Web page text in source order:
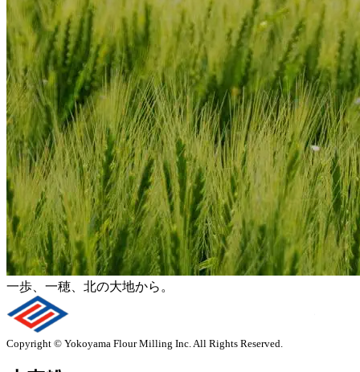
一歩 一穂 北の大地から。
Copyright © Yokoyama Flour Milling Inc. All Rights Reserved.